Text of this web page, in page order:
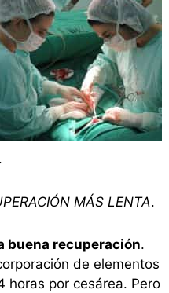
MÁS LENTA.
buena recuperación.
de elementos
horas por cesárea. Pero